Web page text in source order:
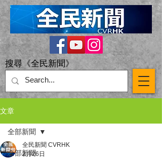
搜尋《全民新聞》
文章
全部新聞
全部新聞
全民新聞 CVRHK
2月26日